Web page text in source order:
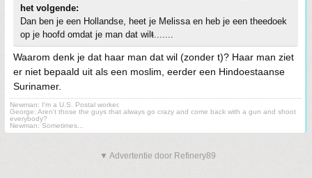
het volgende:
Dan ben je een Hollandse, heet je Melissa en heb je een theedoek
op je hoofd omdat je man dat wil t.......
Waarom denk je dat haar man dat wil (zonder t)? Haar man ziet
er niet bepaald uit als een moslim, eerder een Hindoestaanse
Surinamer.
Newman: I'm a U.S. Postal worker.
George: Aren't those the guys that always go crazy and come back with a gun and shoot
everybody?
Newman: Sometimes...
▼ Advertentie door Refinery89